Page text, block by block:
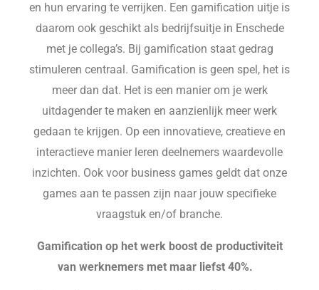
en hun ervaring te verrijken. Een gamification uitje is
daarom ook geschikt als bedrijfsuitje in Enschede
met je collega’s. Bij gamification staat gedrag
stimuleren centraal. Gamification is geen spel, het is
meer dan dat. Het is een manier om je werk
uitdagender te maken en aanzienlijk meer werk
gedaan te krijgen. Op een innovatieve, creatieve en
interactieve manier leren deelnemers waardevolle
inzichten. Ook voor business games geldt dat onze
games aan te passen zijn naar jouw specifieke
vraagstuk en/of branche.
Gamification op het werk boost de productiviteit
van werknemers met maar liefst 40%.